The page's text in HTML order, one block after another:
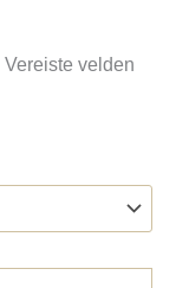
Vereiste velden